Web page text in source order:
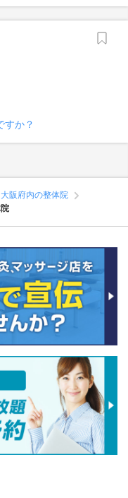
すか？
大阪府内の整体院